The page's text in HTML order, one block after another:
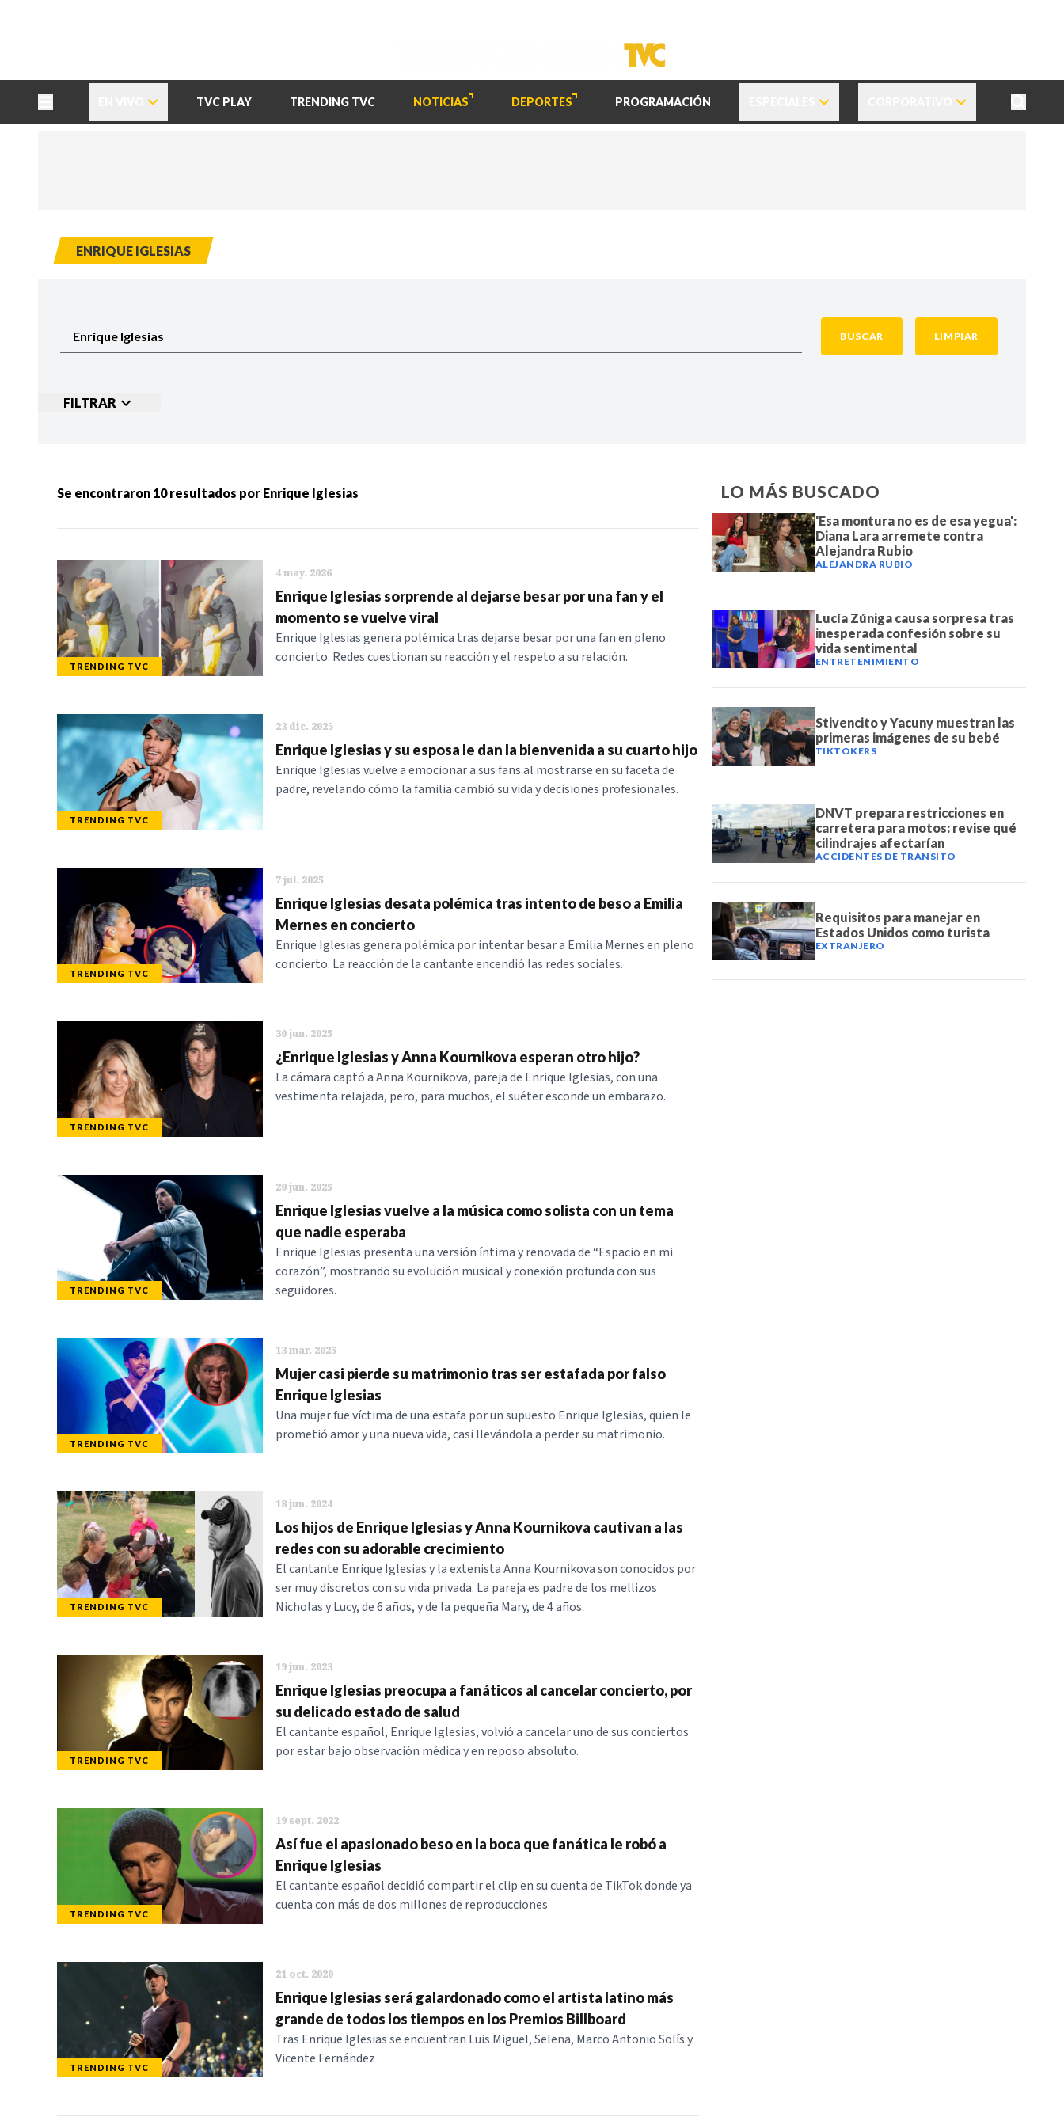
TVC PLAY TRENDING TVC NOTICIAS DEPORTES PROGRAMACIÓN
ENRIQUE IGLESIAS
BUSCAR LIMPIAR
FILTRAR
Categorias: NOTICIAS SERIES
Se encontraron 10 resultados por Enrique Iglesias
TRENDING TVC
4 may. 2026
Enrique Iglesias sorprende al dejarse besar por una fan y el
momento se vuelve viral
Enrique Iglesias genera polémica tras dejarse besar por una fan en pleno
concierto. Redes cuestionan su reacción y el respeto a su relación.
TRENDING TVC
23 dic. 2025
Enrique Iglesias y su esposa le dan la bienvenida a su cuarto hijo
Enrique Iglesias vuelve a emocionar a sus fans al mostrarse en su faceta de
padre, revelando cómo la familia cambió su vida y decisiones profesionales.
TRENDING TVC
7 jul. 2025
Enrique Iglesias desata polémica tras intento de beso a Emilia
Mernes en concierto
Enrique Iglesias genera polémica por intentar besar a Emilia Mernes en pleno
concierto. La reacción de la cantante encendió las redes sociales.
TRENDING TVC
30 jun. 2025
¿Enrique Iglesias y Anna Kournikova esperan otro hijo?
La cámara captó a Anna Kournikova, pareja de Enrique Iglesias, con una
vestimenta relajada, pero, para muchos, el suéter esconde un embarazo.
TRENDING TVC
20 jun. 2025
Enrique Iglesias vuelve a la música como solista con un tema
que nadie esperaba
Enrique Iglesias presenta una versión íntima y renovada de “Espacio en mi
corazón”, mostrando su evolución musical y conexión profunda con sus
seguidores.
TRENDING TVC
13 mar. 2025
Mujer casi pierde su matrimonio tras ser estafada por falso
Enrique Iglesias
Una mujer fue víctima de una estafa por un supuesto Enrique Iglesias, quien le
prometió amor y una nueva vida, casi llevándola a perder su matrimonio.
TRENDING TVC
18 jun. 2024
Los hijos de Enrique Iglesias y Anna Kournikova cautivan a las
redes con su adorable crecimiento
El cantante Enrique Iglesias y la extenista Anna Kournikova son conocidos por
ser muy discretos con su vida privada. La pareja es padre de los mellizos
Nicholas y Lucy, de 6 años, y de la pequeña Mary, de 4 años.
TRENDING TVC
19 jun. 2023
Enrique Iglesias preocupa a fanáticos al cancelar concierto, por
su delicado estado de salud
El cantante español, Enrique Iglesias, volvió a cancelar uno de sus conciertos
por estar bajo observación médica y en reposo absoluto.
TRENDING TVC
19 sept. 2022
Así fue el apasionado beso en la boca que fanática le robó a
Enrique Iglesias
El cantante español decidió compartir el clip en su cuenta de TikTok donde ya
cuenta con más de dos millones de reproducciones
TRENDING TVC
21 oct. 2020
Enrique Iglesias será galardonado como el artista latino más
grande de todos los tiempos en los Premios Billboard
Tras Enrique Iglesias se encuentran Luis Miguel, Selena, Marco Antonio Solís y
Vicente Fernández
LO MÁS BUSCADO
'Esa montura no es de esa yegua':
Diana Lara arremete contra
Alejandra Rubio
ALEJANDRA RUBIO
Lucía Zúniga causa sorpresa tras
inesperada confesión sobre su
vida sentimental
ENTRETENIMIENTO
Stivencito y Yacuny muestran las
primeras imágenes de su bebé
TIKTOKERS
DNVT prepara restricciones en
carretera para motos: revise qué
cilindrajes afectarían
ACCIDENTES DE TRANSITO
Requisitos para manejar en
Estados Unidos como turista
EXTRANJERO